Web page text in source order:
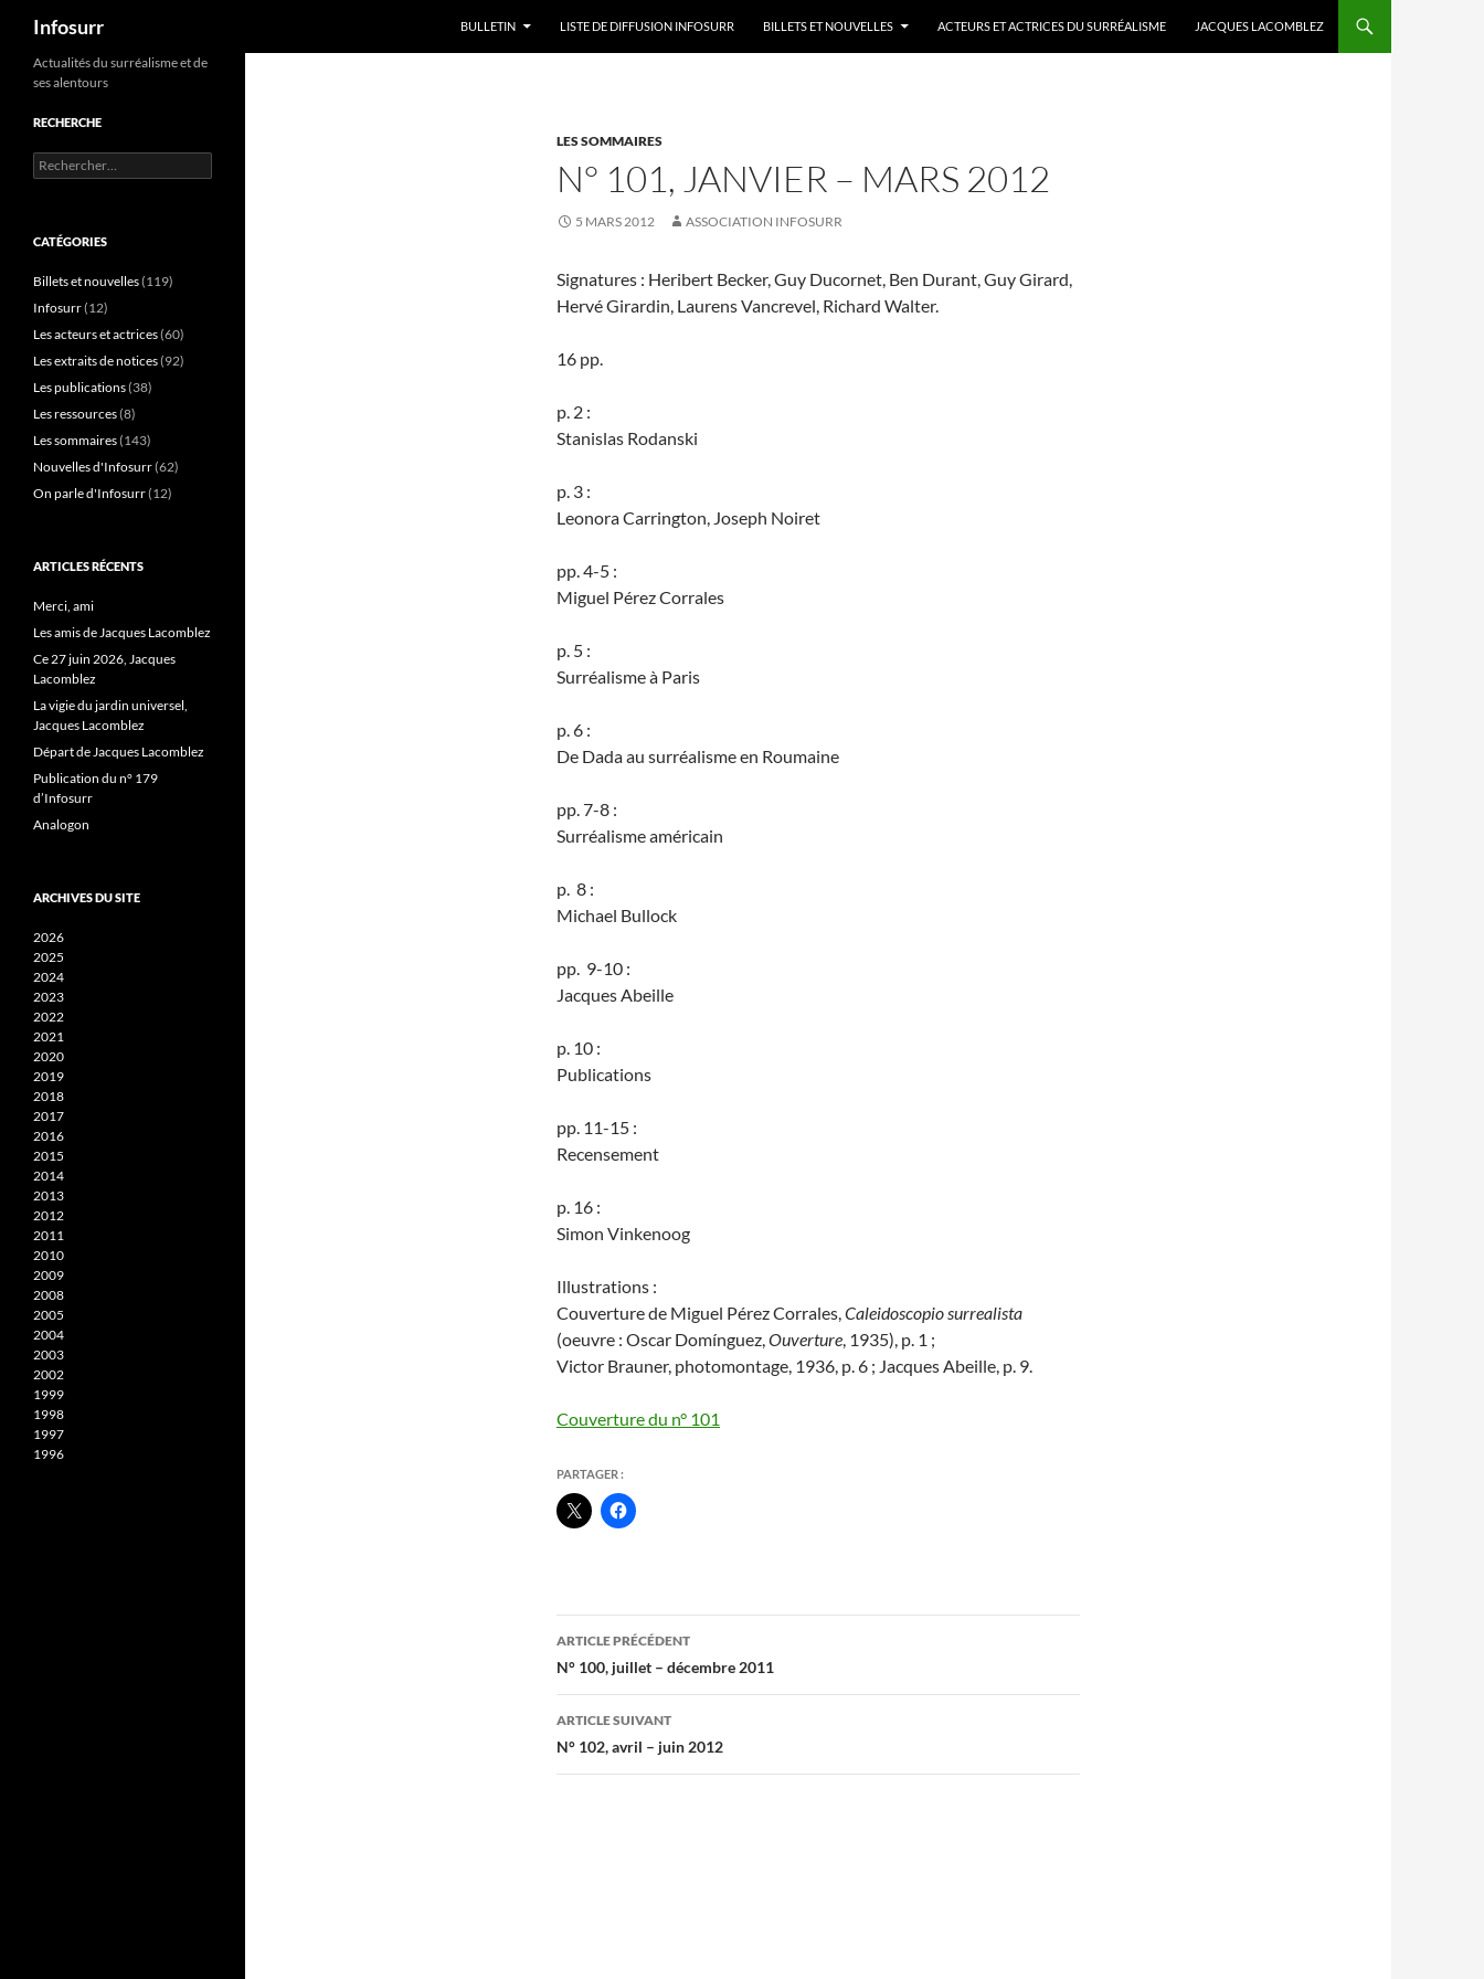
Aller
contenu
Infosurr BULLETIN LISTE DE DIFFUSION INFOSURR BILLETS ET NOUVELLES ACTEURS ET ACTRICES DU SURRÉALISME JACQUES LACOMBLEZ
LES SOMMAIRES
N° 101, JANVIER – MARS 2012
5 MARS 2012 ASSOCIATION INFOSURR
Signatures : Heribert Becker, Guy Ducornet, Ben Durant, Guy Girard,
Hervé Girardin, Laurens Vancrevel, Richard Walter.
16 pp.
p. 2 :
Stanislas Rodanski
p. 3 :
Leonora Carrington, Joseph Noiret
pp. 4-5 :
Miguel Pérez Corrales
p. 5 :
Surréalisme à Paris
p. 6 :
De Dada au surréalisme en Roumaine
pp. 7-8 :
Surréalisme américain
p. 8 :
Michael Bullock
pp. 9-10 :
Jacques Abeille
p. 10 :
Publications
pp. 11-15 :
Recensement
p. 16 :
Simon Vinkenoog
Illustrations :
Couverture de Miguel Pérez Corrales,Caleidoscopio surrealista
(oeuvre : Oscar Domínguez,Ouverture, 1935), p. 1 ;
Victor Brauner, photomontage, 1936, p. 6 ; Jacques Abeille, p. 9.
Couverture du n° 101
PARTAGER :
Navigation
des
articles
ARTICLE PRÉCÉDENT
N° 100, juillet – décembre 2011
ARTICLE SUIVANT
N° 102, avril – juin 2012
Actualités du surréalisme et de
ses alentours
RECHERCHE
Rechercher :
CATÉGORIES
Billets et nouvelles(119)
Infosurr(12)
Les acteurs et actrices(60)
Les extraits de notices(92)
Les publications(38)
Les ressources(8)
Les sommaires(143)
Nouvelles d'Infosurr(62)
On parle d'Infosurr(12)
ARTICLES RÉCENTS
Merci, ami
Les amis de Jacques Lacomblez
Ce 27 juin 2026, Jacques
Lacomblez
La vigie du jardin universel,
Jacques Lacomblez
Départ de Jacques Lacomblez
Publication du n° 179
d’Infosurr
Analogon
ARCHIVES DU SITE
2026
2025
2024
2023
2022
2021
2020
2019
2018
2017
2016
2015
2014
2013
2012
2011
2010
2009
2008
2005
2004
2003
2002
1999
1998
1997
1996